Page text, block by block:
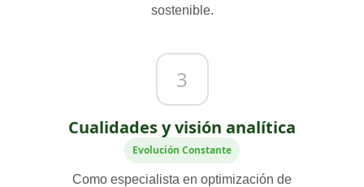
sostenible.
3
Cualidades y visión analítica
Evolución Constante
Como especialista en optimización de